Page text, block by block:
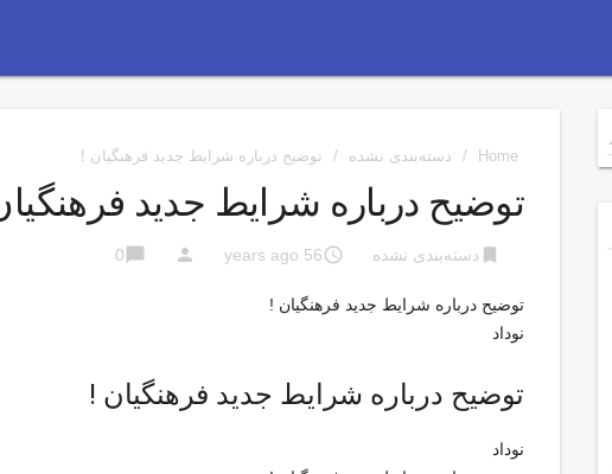
Home
/ دسته‌بندی نشده / توضیح درباره شرایط جدید فرهنگیان !
توضیح درباره شرایط جدید
bookmark دسته‌بندی نشده access_time
56 years ago
person
chat_bubble
0
توضیح درباره شرایط جدید فرهنگیان !
نوداد
توضیح درباره شرایط جدید فرهنگیان !
نوداد